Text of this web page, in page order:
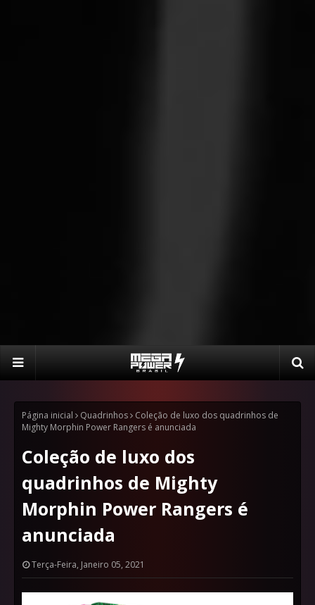
Página inicial Quadrinhos
Coleção de luxo dos quadrinhos de
Mighty Morphin Power Rangers é anunciada
Coleção de luxo dos
quadrinhos de Mighty
Morphin Power Rangers é
anunciada
Terça-Feira, Janeiro 05, 2021